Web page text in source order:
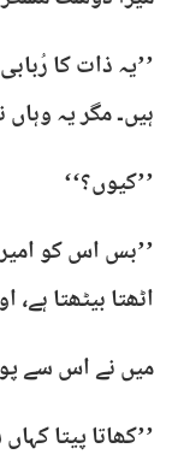
’’یہ ذات کا
ہیں۔ مگر یہ وہاں
’’کیوں؟‘‘
’’بس اس کو
اٹھتا بیٹھتا
میں نے اس سے
’’کھاتا پیتا